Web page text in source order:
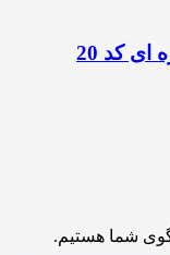
کد 20